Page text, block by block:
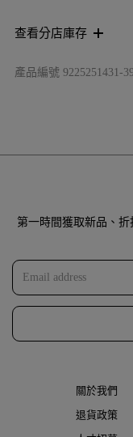
查看分店庫存
產品編號 9225251431-
第一時間獲取新品、
關於我們
退貨政策